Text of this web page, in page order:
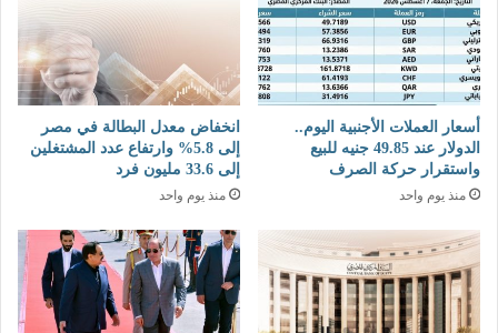
أسعار العملات الأجنبية اليوم..
الدولار عند 49.85 جنيه للبيع
واستقرار حركة الصرف
منذ يوم واحد
انخفاض معدل البطالة في مصر
إلى 5.8% وارتفاع عدد المشتغلين
إلى 33.6 مليون فرد
منذ يوم واحد